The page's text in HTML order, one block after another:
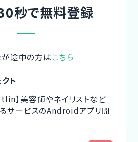
秒で無料登録
が途中の方はこちら
ト
】美容師やネイリストなど
サービスのAndroidアプリ開